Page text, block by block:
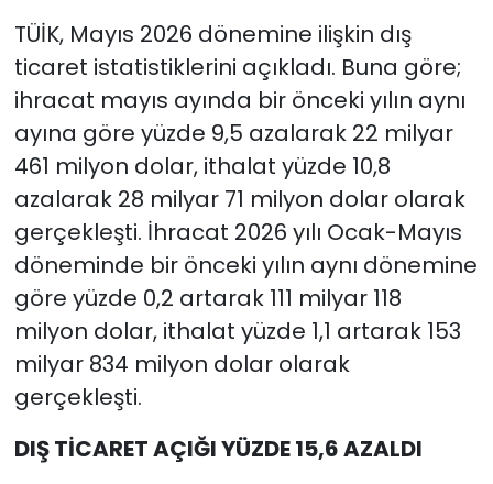
TÜİK, Mayıs 2026 dönemine ilişkin dış
ticaret istatistiklerini açıkladı. Buna göre;
ihracat mayıs ayında bir önceki yılın aynı
ayına göre yüzde 9,5 azalarak 22 milyar
461 milyon dolar, ithalat yüzde 10,8
azalarak 28 milyar 71 milyon dolar olarak
gerçekleşti. İhracat 2026 yılı Ocak-Mayıs
döneminde bir önceki yılın aynı dönemine
göre yüzde 0,2 artarak 111 milyar 118
milyon dolar, ithalat yüzde 1,1 artarak 153
milyar 834 milyon dolar olarak
gerçekleşti.
DIŞ TİCARET AÇIĞI YÜZDE 15,6 AZALDI